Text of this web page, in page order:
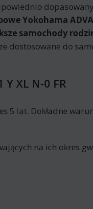
Yokohama
samochody
dostosowane do
XL N-0 FR
5 lat. Dokładne
na ich okres